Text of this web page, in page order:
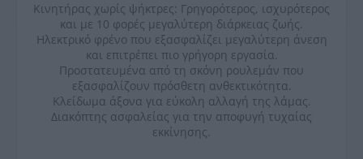
Κινητήρας χωρίς ψήκτρες: Γρηγορότερος, ισχυρότερος
και με 10 φορές μεγαλύτερη διάρκειας ζωής.
Ηλεκτρικό φρένο που εξασφαλίζει μεγαλύτερη άνεση
και επιτρέπει πιο γρήγορη εργασία.
Προστατευμένα από τη σκόνη ρουλεμάν που
εξασφαλίζουν πρόσθετη ανθεκτικότητα.
Κλείδωμα άξονα για εύκολη αλλαγή της λάμας.
Διακόπτης ασφαλείας για την αποφυγή τυχαίας
εκκίνησης.